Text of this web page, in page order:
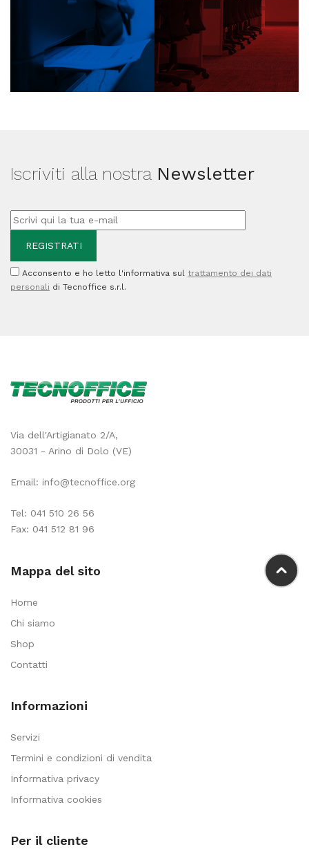
Iscriviti alla nostra Newsletter
Acconsento e ho letto l'informativa sul trattamento dei dati
personali di Tecnoffice s.r.l.
Via dell'Artigianato 2/A,
30031 - Arino di Dolo (VE)
Email: info@tecnoffice.org
Tel: 041 510 26 56
Fax: 041 512 81 96
Mappa del sito
Home
Chi siamo
Shop
Contatti
Informazioni
Servizi
Termini e condizioni di vendita
Informativa privacy
Informativa cookies
Per il cliente